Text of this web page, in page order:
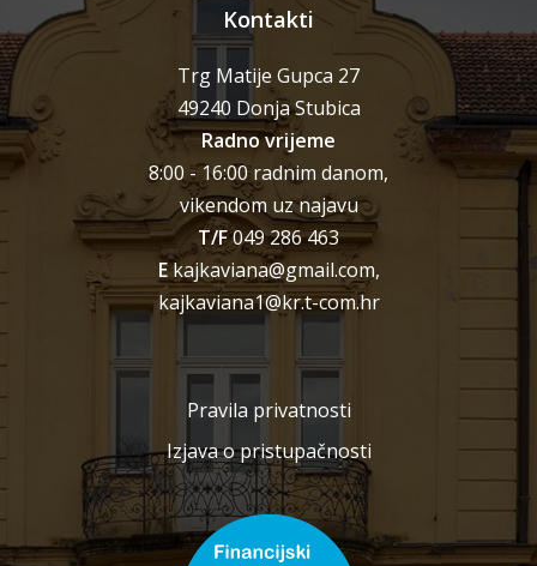
Kontakti
Trg Matije Gupca 27
49240 Donja Stubica
Radno vrijeme
8:00 - 16:00 radnim danom,
vikendom uz najavu
T/F049 286 463
Ekajkaviana@gmail.com,
kajkaviana1@kr.t-com.hr
Pravila privatnosti
Izjava o pristupačnosti